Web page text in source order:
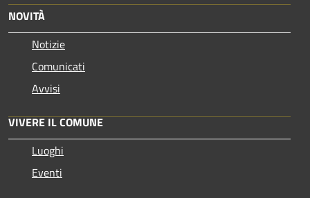
NOVITÀ
Notizie
Comunicati
Avvisi
VIVERE IL COMUNE
Luoghi
Eventi